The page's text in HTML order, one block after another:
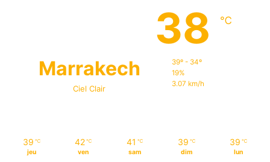
Marrakech
Ciel Clair
38 ℃
39º - 34º
19%
3.07 km/h
39 ℃
jeu
42 ℃
ven
41 ℃
sam
39 ℃
dim
39 ℃
lun